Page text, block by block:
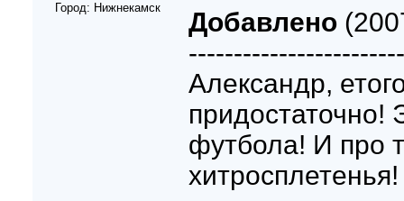
Город: Нижнекамск
Добавлено
Александр,
придостаточно!
футбола! И про
хитросплетенья!